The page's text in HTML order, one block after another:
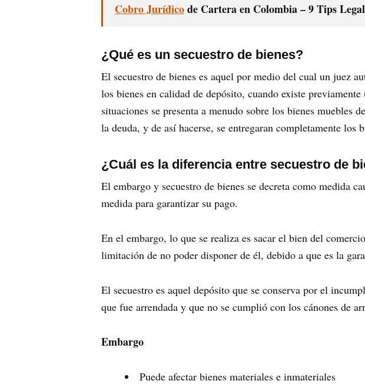
Cobro Jurídicode Cartera en Colombia – 9 Tips
¿Qué es un secuestro de bienes?
El secuestro de bienes es aquel por medio del cual un juez
los bienes en calidad de depósito, cuando existe
situaciones se presenta a menudo sobre los bienes muebles
la deuda, y de así hacerse, se entregaran completamente los
¿Cuál es la diferencia entre secuestro de
El embargo y secuestro de bienes se decreta como medida
medida para garantizar su pago.
En el embargo, lo que se realiza es sacar el bien del
limitación de no poder disponer de él, debido a que es la
El secuestro es aquel depósito que se conserva por el
que fue arrendada y que no se cumplió con los cánones de
Embargo
Puede afectar bienes materiales e inmateriales